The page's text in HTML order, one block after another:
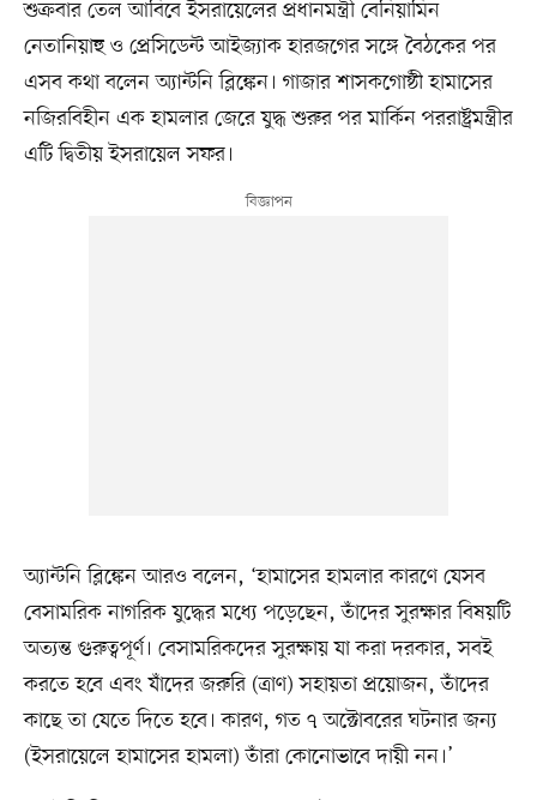
শুক্রবার তেল আবিবে ইসরায়েলের প্রধানমন্ত্রী বেনিয়ামিন
নেতানিয়াহু ও প্রেসিডেন্ট আইজ্যাক হারজগের সঙ্গে বৈঠকের পর
এসব কথা বলেন অ্যান্টনি ব্লিঙ্কেন। গাজার শাসকগোষ্ঠী হামাসের
নজিরবিহীন এক হামলার জেরে যুদ্ধ শুরুর পর মার্কিন পররাষ্ট্রমন্ত্রীর
এটি দ্বিতীয় ইসরায়েল সফর।
অ্যান্টনি ব্লিঙ্কেন আরও বলেন, ‘হামাসের হামলার কারণে যেসব
বেসামরিক নাগরিক যুদ্ধের মধ্যে পড়েছেন, তাঁদের সুরক্ষার বিষয়টি
অত্যন্ত গুরুত্বপূর্ণ। বেসামরিকদের সুরক্ষায় যা করা দরকার, সবই
করতে হবে এবং যাঁদের জরুরি (ত্রাণ) সহায়তা প্রয়োজন, তাঁদের
কাছে তা যেতে দিতে হবে। কারণ, গত ৭ অক্টোবরের ঘটনার জন্য
(ইসরায়েলে হামাসের হামলা) তাঁরা কোনোভাবে দায়ী নন।’